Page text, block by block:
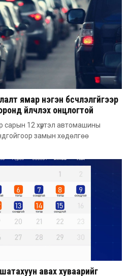
ямар нэгэн бүсчлэлгүйгээр
үйлчлэх онцлогтой
сарын 12 хүртэл автомашины
замын хөдөлгөө
авах хуваарийг